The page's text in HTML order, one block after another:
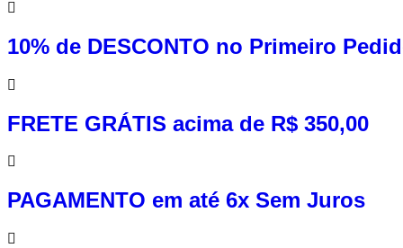
10% de DESCONTO no Primeiro
FRETE GRÁTIS acima de R$ 350,00
PAGAMENTO em até 6x Sem Juros